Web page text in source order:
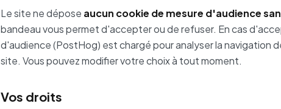
Le site ne dépose aucun cookie de mesure d'audience
bandeau vous permet d'accepter ou de refuser. En cas
d'audience (PostHog) est chargé pour analyser la navigation
site. Vous pouvez modifier votre choix à tout moment.
Vos droits